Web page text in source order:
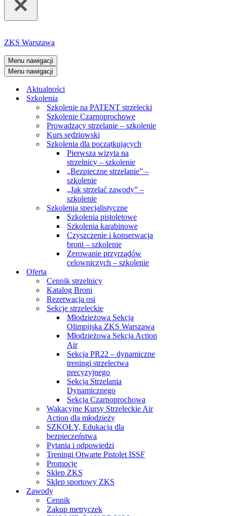
ZKS Warszawa
Menu nawigacji
Menu nawigacji
Aktualności
Szkolenia
Szkolenie na PATENT strzelecki
Szkolenie Czarnoprochowe
Prowadzący strzelanie – szkolenie
Kurs sędziowski
Szkolenia dla początkujących
Pierwsza wizyta na
strzelnicy – szkolenie
„Bezpieczne strzelanie” –
szkolenie
„Jak strzelać zawody” –
szkolenie
Szkolenia specjalistyczne
Szkolenia pistoletowe
Szkolenia karabinowe
Czyszczenie i konserwacja
broni – szkolenie
Zerowanie przyrządów
celowniczych – szkolenie
Oferta
Cennik strzelnicy
Katalog Broni
Rezerwacja osi
Sekcje strzeleckie
Młodzieżowa Sekcja
Olimpijska ZKS Warszawa
Młodzieżowa Sekcja Action
Air
Sekcja PR22 – dynamiczne
treningi strzelectwa
precyzyjnego
Sekcja Strzelania
Dynamicznego
Sekcja Czarnoprochowa
Wakacyjne Kursy Strzeleckie Air
Action dla młodzieży
SZKOŁY, Edukacja dla
bezpieczeństwa
Pytania i odpowiedzi
Treningi Otwarte Pistolet ISSF
Promocje
Sklep ZKS
Sklep sportowy ZKS
Zawody
Cennik
Zakup metryczek